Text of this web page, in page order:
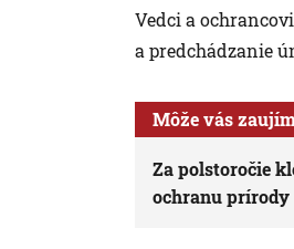
Vedci a
a predchádzanie
Môže vás
Za polstoročie
ochranu prírody